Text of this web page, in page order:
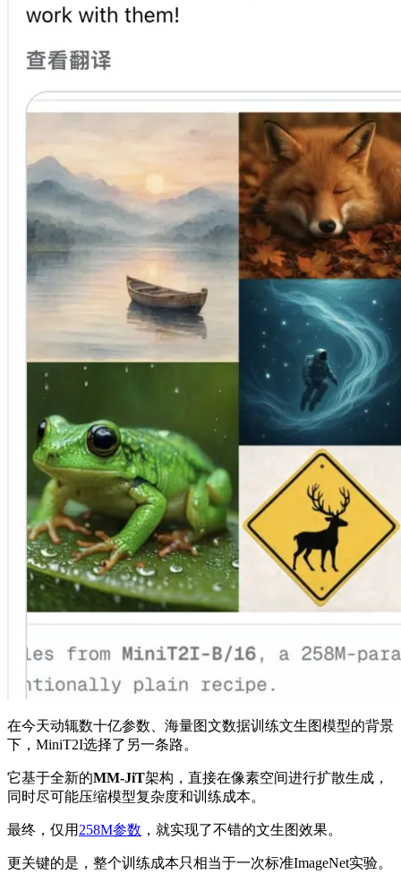
在今天动辄数十亿参数、海量图文数据训练文生图模型的背景
下，MiniT2I选择了另一条路。
它基于全新的MM-JiT架构，直接在像素空间进行扩散生成，
同时尽可能压缩模型复杂度和训练成本。
最终，仅用 258M参数 ，就实现了不错的文生图效果。
更关键的是，整个训练成本只相当于一次标准ImageNet实验。